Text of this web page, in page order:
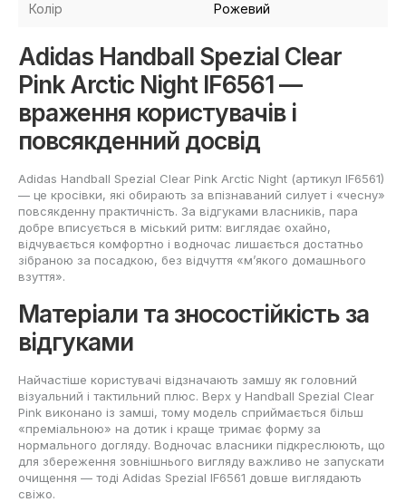
Колір Рожевий
Adidas Handball Spezial Clear
Pink Arctic Night IF6561 —
враження користувачів і
повсякденний досвід
Adidas Handball Spezial Clear Pink Arctic Night (артикул IF6561)
— це кросівки, які обирають за впізнаваний силует і «чесну»
повсякденну практичність. За відгуками власників, пара
добре вписується в міський ритм: виглядає охайно,
відчувається комфортно і водночас лишається достатньо
зібраною за посадкою, без відчуття «м’якого домашнього
взуття».
Матеріали та зносостійкість за
відгуками
Найчастіше користувачі відзначають замшу як головний
візуальний і тактильний плюс. Верх у Handball Spezial Clear
Pink виконано із замші, тому модель сприймається більш
«преміальною» на дотик і краще тримає форму за
нормального догляду. Водночас власники підкреслюють, що
для збереження зовнішнього вигляду важливо не запускати
очищення — тоді Adidas Spezial IF6561 довше виглядають
свіжо.